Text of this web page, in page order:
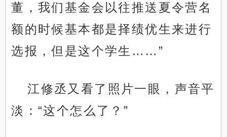
董，我们基金会以往推送夏令营名
额的时候基本都是择绩优生来进行
选报，但是这个学生……”
江修丞又看了照片一眼，声音平
淡：“这个怎么了？”